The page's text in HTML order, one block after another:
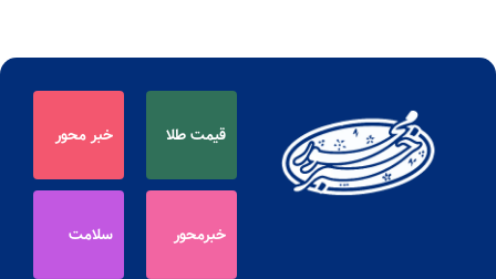
قیمت طلا خبر محور
خبرمحور سلامت